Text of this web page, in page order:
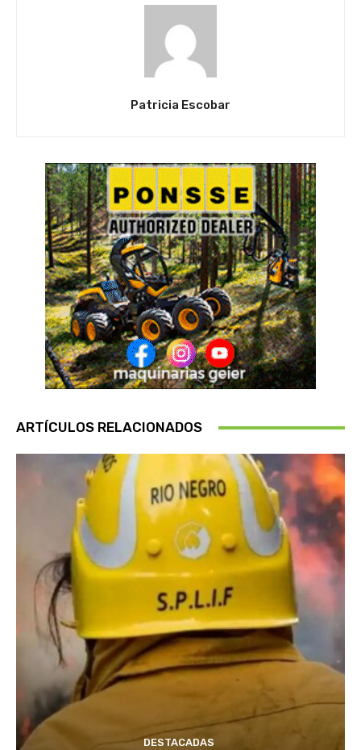
Patricia Escobar
ARTÍCULOS RELACIONADOS
DESTACADAS